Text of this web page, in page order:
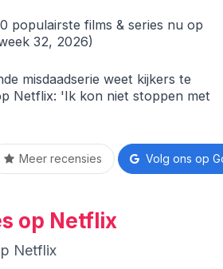
populairste films & series nu op
32, 2026)
misdaadserie weet kijkers te
Netflix: 'Ik kon niet stoppen met
Meer recensies Volg ons op
op Netflix
Netflix